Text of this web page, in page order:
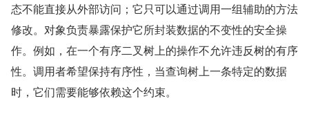
态不能直接从外部访问；它只可以通过调用一组辅助的方法
修改。对象负责暴露保护它所封装数据的不变性的安全操
作。例如，在一个有序二叉树上的操作不允许违反树的有序
性。调用者希望保持有序性，当查询树上一条特定的数据
时，它们需要能够依赖这个约束。